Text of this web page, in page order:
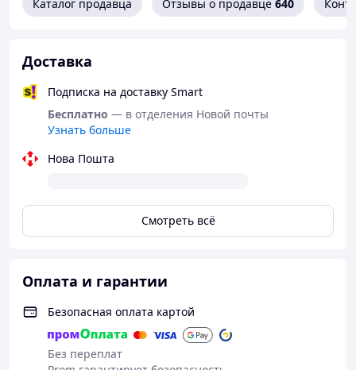
Каталог продавца Отзывы о продавце 640
Доставка
Подписка на доставку Smart
Бесплатно — в отделения Новой почты
Узнать больше
Нова Пошта
Смотреть всё
Оплата и гарантии
Безопасная оплата картой
Без переплат